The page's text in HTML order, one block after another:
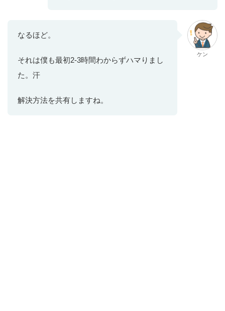
なるほど。
それは僕も最初2-3時間わからずハマりまし
た。汗
解決方法を共有しますね。
ケン